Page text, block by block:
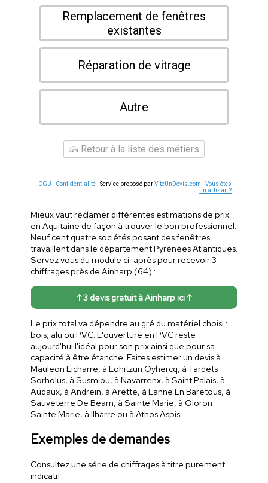
Remplacement de fenêtres
existantes
Réparation de vitrage
Autre
Retour à la liste des métiers
CGU - Confidentialité- Service proposé parViteUnDevis.com -Vous êtes
un artisan ?
Mieux vaut réclamer différentes estimations de prix
en Aquitaine de façon à trouver le bon professionnel.
Neuf cent quatre sociétés posant des fenêtres
travaillent dans le département Pyrénées Atlantiques.
Servez vous du module ci-après pour recevoir 3
chiffrages près de Ainharp (64) :
↑ 3 devis gratuit à Ainharp ici ↑
Le prix total va dépendre au gré du matériel choisi :
bois, alu ou PVC. L'ouverture en PVC reste
aujourd'hui l'idéal pour son prix ainsi que pour sa
capacité à être étanche. Faites estimer un devis à
Mauleon Licharre, à Lohitzun Oyhercq, à Tardets
Sorholus, à Susmiou, à Navarrenx, à Saint Palais, à
Audaux, à Andrein, à Arette, à Lanne En Baretous, à
Sauveterre De Bearn, à Sainte Marie, à Oloron
Sainte Marie, à Ilharre ou à Athos Aspis.
Exemples de demandes
Consultez une série de chiffrages à titre purement
indicatif :